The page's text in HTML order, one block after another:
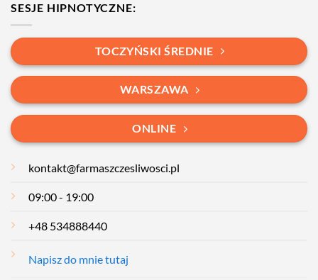
SESJE HIPNOTYCZNE:
TOCZYŃSKI ŚREDNIE
WARSZAWA
ONLINE
kontakt@farmaszczesliwosci.pl
09:00 - 19:00
+48 534888440
Napisz do mnie tutaj